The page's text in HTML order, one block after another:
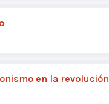
en la revolución